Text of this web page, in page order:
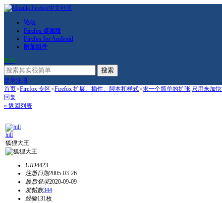
论坛
Firefox 桌面版
Firefox for Android
附加组件
RSS
搜索
登录注册
首页>Firefox 专区>Firefox 扩展、插件、脚本和样式>求一个简单的扩张,只用来加
回复
« 返回列表
hill
狐狸大王
UID4423
注册日期2005-03-26
最后登录2020-09-09
发帖数344
经验131枚